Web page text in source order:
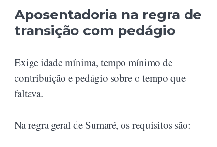
Aposentadoria na regra de
transição com pedágio
Exige idade mínima, tempo mínimo de
contribuição e pedágio sobre o tempo que
faltava.
Na regra geral de Sumaré, os requisitos são: